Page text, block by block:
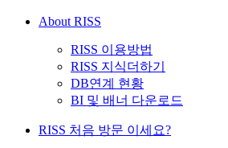
About RISS
RISS 이용방법
RISS 지식더하기
DB연계 현황
BI 및 배너 다운로드
RISS 처음 방문 이세요?